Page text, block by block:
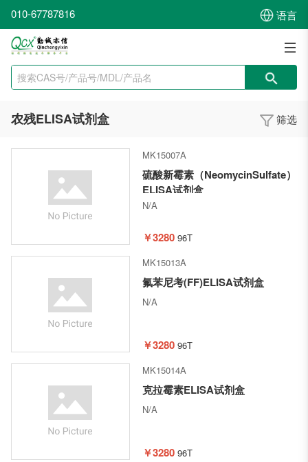
010-67787816 语言
农残ELISA试剂盒 筛选
MK15007A
硫酸新霉素（NeomycinSulfate）
ELISA试剂盒
N/A
￥3280 96T
MK15013A
氟苯尼考(FF)ELISA试剂盒
N/A
￥3280 96T
MK15014A
克拉霉素ELISA试剂盒
N/A
￥3280 96T